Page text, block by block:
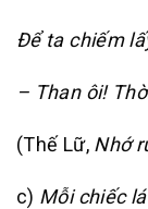
Để ta chiếm
– Than ôi!
(Thế Lữ, Nhớ
c) Mỗi chiếc